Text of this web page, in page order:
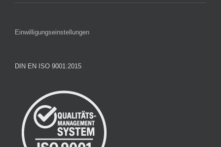
Einwilligungseinstellungen
DIN EN ISO 9001:2015